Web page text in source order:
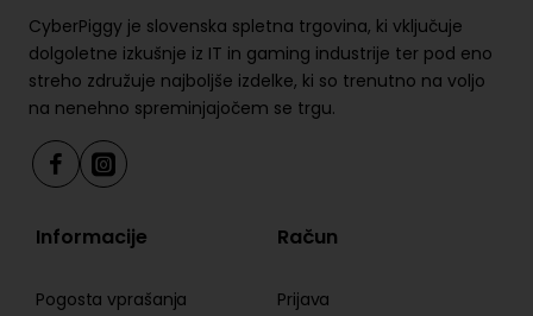
Nivoji pritiska na pisalo:4,096
Uporaba: Digitalna beležka, E-podpis
Polnjenje:
Polnilna baterija
Družina procesorja:
Vrsta RAM-a:
Notranji pomnilnik:
64 GB
Brezžična povezava:
WLAN
CyberPiggy je slovenska spletna trgovina, ki vključuje
dolgoletne izkušnje iz IT in gaming industrije ter pod eno
streho združuje najboljše izdelke, ki so trenutno na voljo
na nenehno spreminjajočem se trgu.
Informacije
Pogosta vprašanja
Račun
Prijava